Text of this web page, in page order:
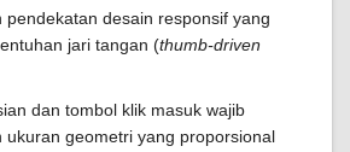
pendekatan desain responsif yang
jari tangan (thumb-driven
dan tombol klik masuk wajib
ukuran geometri yang proporsional